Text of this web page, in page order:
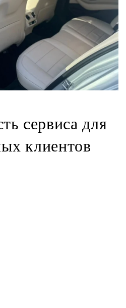
сервиса для
клиентов